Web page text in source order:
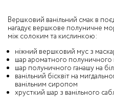
Вершковий ванільний смак в
нагадує вершкове полуничне
між солоким та кислинкою:
ніжний вершковий мус з
шар ароматного полуничного
шар полуничного ганашу на
ванільний бісквіт на
ванільним сиропом
хрусткий шар з ванільного